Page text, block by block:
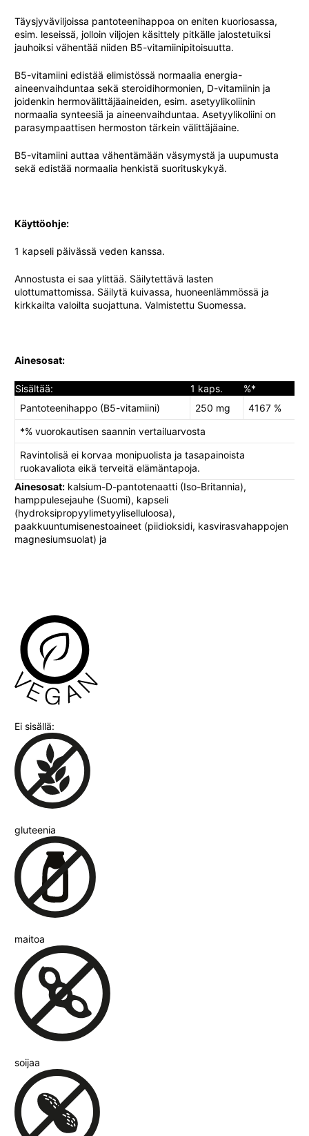
Täysjyväviljoissa pantoteenihappoa on eniten kuoriosassa,
esim. leseissä, jolloin viljojen käsittely pitkälle jalostetuiksi
jauhoiksi vähentää niiden B5-vitamiinipitoisuutta.
B5-vitamiini edistää elimistössä normaalia energia-
aineenvaihduntaa sekä steroidihormonien, D-vitamiinin ja
joidenkin hermovälittäjäaineiden, esim. asetyylikoliinin
normaalia synteesiä ja aineenvaihduntaa. Asetyylikoliini on
parasympaattisen hermoston tärkein välittäjäaine.
B5-vitamiini auttaa vähentämään väsymystä ja uupumusta
sekä edistää normaalia henkistä suorituskykyä.
Käyttöohje:
1 kapseli päivässä veden kanssa.
Annostusta ei saa ylittää. Säilytettävä lasten
ulottumattomissa. Säilytä kuivassa, huoneenlämmössä ja
kirkkailta valoilta suojattuna. Valmistettu Suomessa.
Ainesosat:
Sisältää: 1 kaps.
%*
Pantoteenihappo (B5-vitamiini)
250 mg
4167 %
*% vuorokautisen saannin vertailuarvosta
Ravintolisä ei korvaa monipuolista ja tasapainoista
ruokavaliota eikä terveitä elämäntapoja.
Ainesosat: kalsium-D-pantotenaatti (Iso-Britannia),
hamppulesejauhe (Suomi), kapseli
(hydroksipropyylimetyyliselluloosa),
paakkuuntumisenestoaineet (piidioksidi, kasvirasvahappojen
magnesiumsuolat) ja
Ei sisällä:
gluteenia
maitoa
soijaa